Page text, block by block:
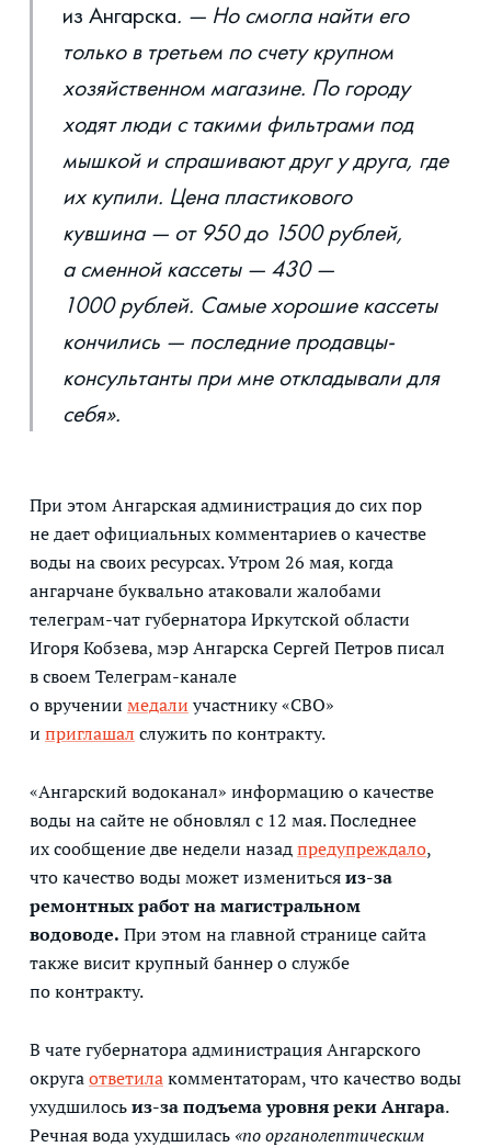
из Ангарска. — Но смогла найти его
только в третьем по счету крупном
хозяйственном магазине. По городу
ходят люди с такими фильтрами под
мышкой и спрашивают друг у друга, где
их купили. Цена пластикового
кувшина — от 950 до 1500 рублей,
а сменной кассеты — 430 —
1000 рублей. Самые хорошие кассеты
кончились — последние продавцы-
консультанты при мне откладывали для
себя».
При этом Ангарская администрация до сих пор
не дает официальных комментариев о качестве
воды на своих ресурсах. Утром 26 мая, когда
ангарчане буквально атаковали жалобами
телеграм-чат губернатора Иркутской области
Игоря Кобзева, мэр Ангарска Сергей Петров писал
в своем Телеграм-канале
о вручении медали участнику «СВО»
и приглашал служить по контракту.
«Ангарский водоканал» информацию о качестве
воды на сайте не обновлял с 12 мая. Последнее
их сообщение две недели назадпредупреждало,
что качество воды может изменитьсяиз-за
ремонтных работ на магистральном
водоводе. При этом на главной странице сайта
также висит крупный баннер о службе
по контракту.
В чате губернатора администрация Ангарского
округаответилакомментаторам, что качество воды
ухудшилосьиз-за подъема уровня реки Ангара.
Речная вода ухудшилась «по органолептическим